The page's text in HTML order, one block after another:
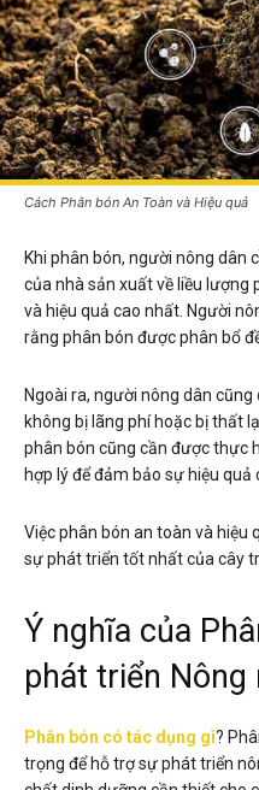
Cách Phân bón An Toàn và Hiệu quả
Khi phân bón, người nông dân
của nhà sản xuất về liều lượng
và hiệu quả cao nhất. Người
rằng phân bón được phân bổ
Ngoài ra, người nông dân
không bị lãng phí hoặc bị thất
phân bón cũng cần được thực
hợp lý để đảm bảo sự hiệu quả
Việc phân bón an toàn và hiệu
sự phát triển tốt nhất của cây
Ý nghĩa của
phát triển Nông
Phân bón có tác dụng gì?
trọng để hỗ trợ sự phát triển